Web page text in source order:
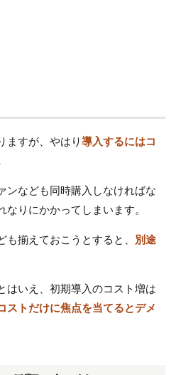
ますが、やはり導入するにはコ
ンなども同時購入しなければな
なりにかかってしまいます。
も揃えておこうとすると、 別途
はいえ、初期導入のコスト増は
ストだけに焦点を当てるとデメ